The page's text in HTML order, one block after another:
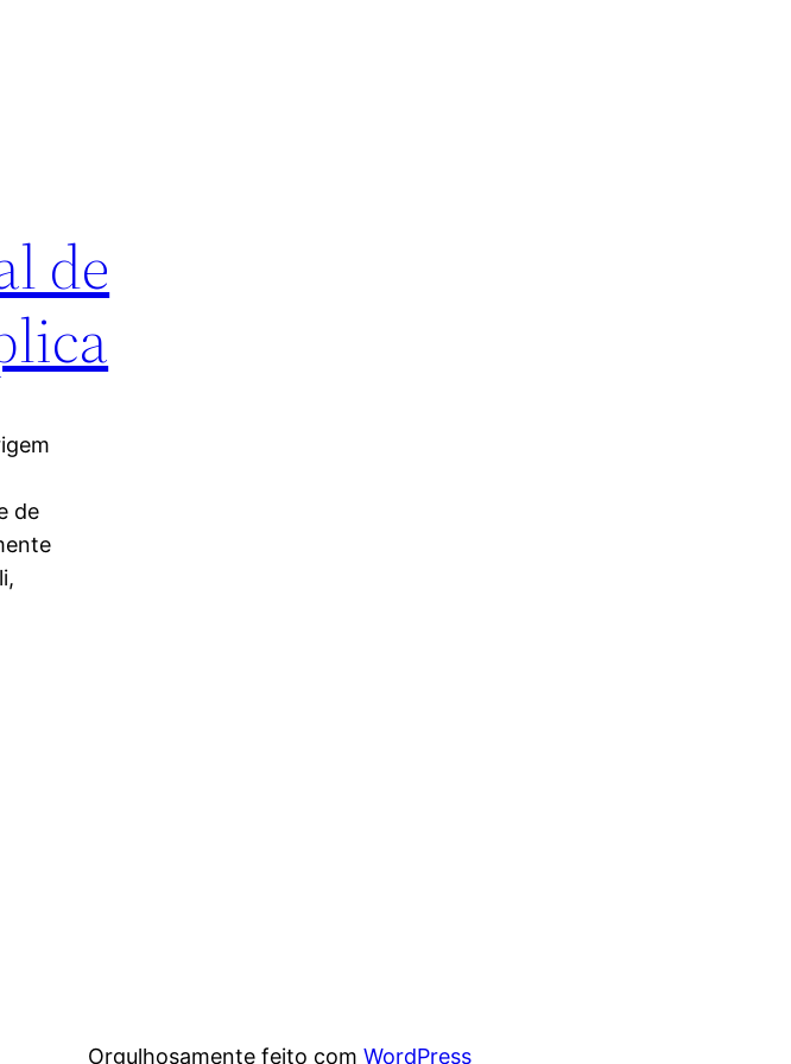
de
de
Orgulhosamente feito comWordPress